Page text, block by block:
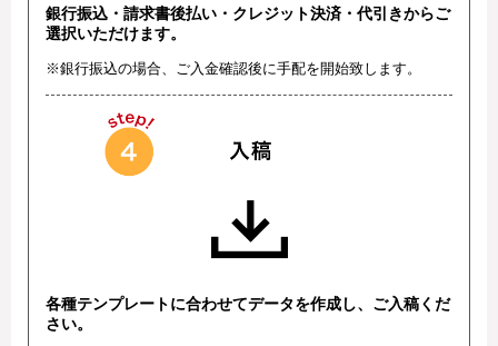
銀行振込・請求書後払い・クレジット決済・代引きからご
選択いただけます。
※銀行振込の場合、ご入金確認後に手配を開始致します。
各種テンプレートに合わせてデータを作成し、ご入稿くだ
さい。